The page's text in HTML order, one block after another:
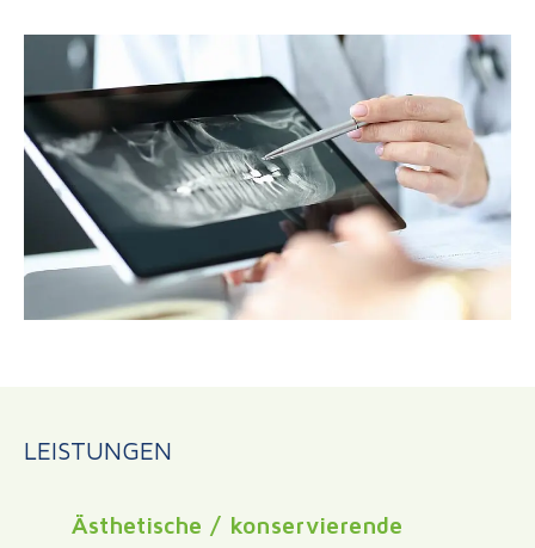
LEISTUNGEN
Ästhetische / konservierende